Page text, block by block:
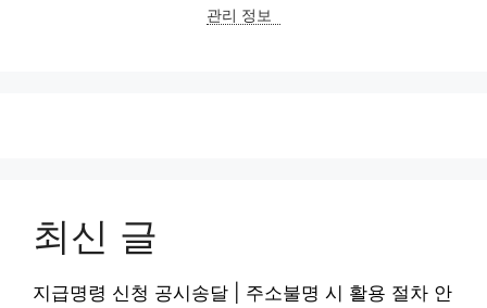
관리 정보
최신 글
지급명령 신청 공시송달 | 주소불명 시 활용 절차 안